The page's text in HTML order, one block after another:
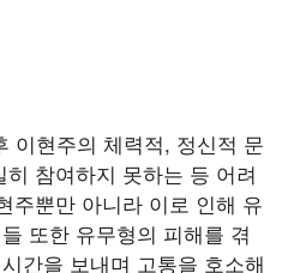
이현주의 체력적, 정신적 문
참여하지 못하는 등 어려
주뿐만 아니라 이로 인해 유
또한 유무형의 피해를 겪
간을 보내며 고통을 호소해